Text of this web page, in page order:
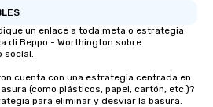
un enlace a toda meta o estrategia
di Beppo - Worthington sobre
social.
cuenta con una estrategia centrada en
(como plásticos, papel, cartón, etc.)?
para eliminar y desviar la basura.